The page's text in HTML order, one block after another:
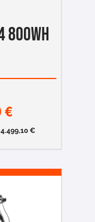
800Wh
€
4.499,10 €